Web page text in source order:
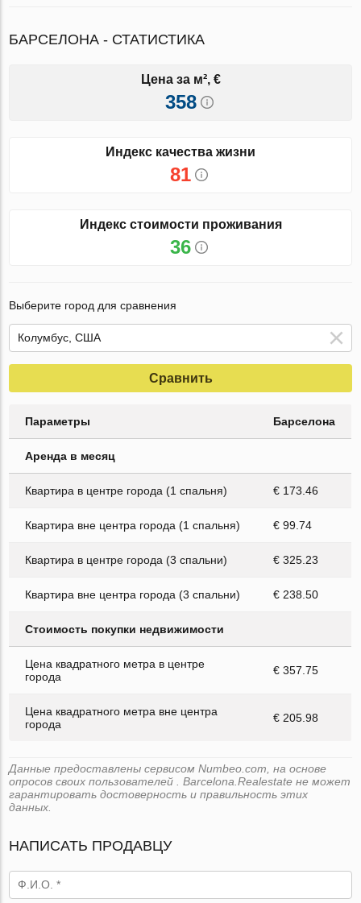
БАРСЕЛОНА - СТАТИСТИКА
Цена за м², €
358
Индекс качества жизни
81
Индекс стоимости проживания
36
Выберите город для сравнения
Сравнить
Параметры Барселона
Аренда в месяц
Квартира в центре города (1 спальня) € 173.46
Квартира вне центра города (1 спальня) € 99.74
Квартира в центре города (3 спальни) € 325.23
Квартира вне центра города (3 спальни) € 238.50
Стоимость покупки недвижимости
Цена квадратного метра в центре
города
€ 357.75
Цена квадратного метра вне центра
города
€ 205.98
Данные предоставлены сервисом Numbeo.com, на основе
опросов своих пользователей . Barcelona.Realestate не может
гарантировать достоверность и правильность этих
данных.
НАПИСАТЬ ПРОДАВЦУ